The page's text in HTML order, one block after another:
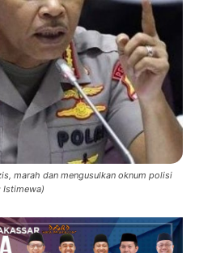
marah dan mengusulkan oknum polisi
Istimewa)